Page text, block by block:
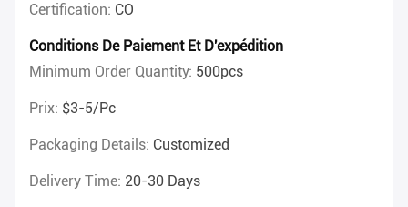
Certification: CO
Conditions De Paiement Et D'expédition
Minimum Order Quantity: 500pcs
Prix: $3-5/pc
Packaging Details: Customized
Delivery Time: 20-30 Days